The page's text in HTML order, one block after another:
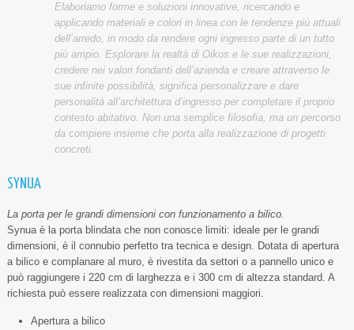
Elaboriamo forme e soluzioni innovative, ricercando e
applicando materiali e colori in linea con le tendenze più attuali
dell’arredo, in modo da rendere ogni ingresso parte di un tutto
più ampio. Esplorare la realtà di Oikos e le sue realizzazioni,
credere nei valori fondanti dell’azienda e creare attraverso le
sue infinite possibilità, significa personalizzare e dare
personalità all’architettura d’ingresso per completare il proprio
contesto abitativo. Non una semplice filosofia, ma un percorso
da compiere insieme che porta alla realizzazione di progetti
concreti.
SYNUA
La porta per le grandi dimensioni con funzionamento a bilico.
Synua è la porta blindata che non conosce limiti: ideale per le grandi
dimensioni, è il connubio perfetto tra tecnica e design. Dotata di apertura
a bilico e complanare al muro, è rivestita da settori o a pannello unico e
può raggiungere i 220 cm di larghezza e i 300 cm di altezza standard. A
richiesta può essere realizzata con dimensioni maggiori.
Apertura a bilico